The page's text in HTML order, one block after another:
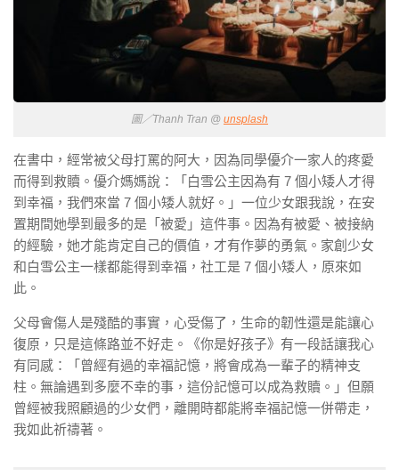
圖／Thanh Tran @ unsplash
在書中，經常被父母打罵的阿大，因為同學優介一家人的疼愛
而得到救贖。優介媽媽說：「白雪公主因為有 7 個小矮人才得
到幸福，我們來當 7 個小矮人就好。」一位少女跟我說，在安
置期間她學到最多的是「被愛」這件事。因為有被愛、被接納
的經驗，她才能肯定自己的價值，才有作夢的勇氣。家創少女
和白雪公主一樣都能得到幸福，社工是 7 個小矮人，原來如
此。
父母會傷人是殘酷的事實，心受傷了，生命的韌性還是能讓心
復原，只是這條路並不好走。《你是好孩子》有一段話讓我心
有同感：
「曾經有過的幸福記憶，將會成為一輩子的精神支
柱。無論遇到多麼不幸的事，這份記憶可以成為救贖。」 但願
曾經被我照顧過的少女們，離開時都能將幸福記憶一併帶走，
我如此祈禱著。